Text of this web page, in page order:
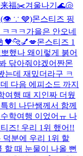
来福✂️겨울나기 🌊🐚
∵ 🩶)몬스티즈 핑
ㅋㅋ 가을은 안오네
🐆💅💋몬스티즈 1
했나 왜이렇게 붉어
닦아줘야겠어 짠몬
는데 재밌더라구 ㅋ
다음 에피소드 까지
여행 때 지인짜 더웠
히 나단쌤께서 함께
학여행 이었어ㅠ 나
즈! 우리 1위 했어!!
분에 우리 1위 할
할 때 눈물이 나올 뻔